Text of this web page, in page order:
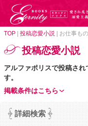
TOP 投稿恋愛小説 お仕事も
投稿恋愛小説
アルファポリスで投稿さ
す。
掲載条件はこちら
詳細検索